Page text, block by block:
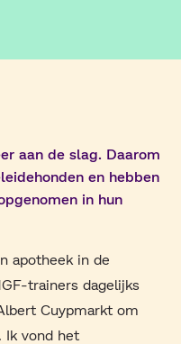
aan de slag. Daarom
en hebben
in hun
apotheek in de
trainers dagelijks
Cuypmarkt om
Ik vond het